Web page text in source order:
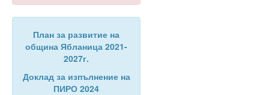
План за развитие на
община Ябланица 2021-
2027г.
Доклад за изпълнение на
ПИРО 2024